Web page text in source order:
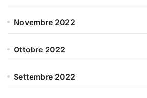
Novembre 2022
Ottobre 2022
Settembre 2022